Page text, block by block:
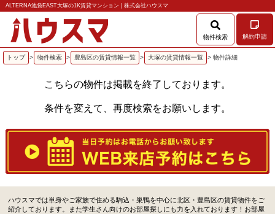
ALTERNA池袋EAST大塚の1K賃貸マンション | 株式会社ハウスマ
物件検索 解約申請
トップ > 物件検索 > 豊島区の賃貸情報一覧 > 大塚の賃貸情報一覧 > 物件詳細
こちらの物件は掲載を終了しております。
条件を変えて、再度検索をお願いします。
ハウスマでは単身やご家族で住める駒込・巣鴨を中心に北区・豊島区の賃貸物件をご
紹介しております。また学生さん向けのお部屋探しにも力を入れております！お部屋